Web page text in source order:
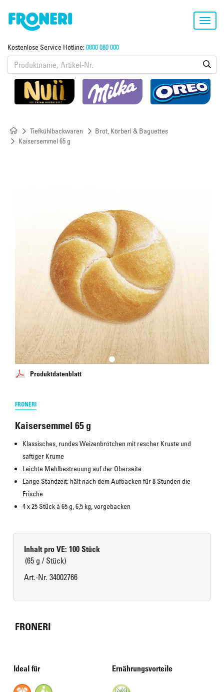
Kostenlose Service Hotline:0800 080 000
Tiefkühlbackwaren
Brot, Körberl & Baguettes
Kaisersemmel 65 g
Produktdatenblatt
FRONERI
Kaisersemmel 65 g
Klassisches, rundes Weizenbrötchen mit rescher Kruste und
saftiger Krume
Leichte Mehlbestreuung auf der Oberseite
Lange Standzeit: hält nach dem Aufbacken für 8 Stunden die
Frische
4 x 25 Stück à 65 g, 6,5 kg, vorgebacken
Inhalt pro VE: 100 Stück
(65 g / Stück)
Art.-Nr. 34002766
FRONERI
Ideal für Ernährungsvorteile